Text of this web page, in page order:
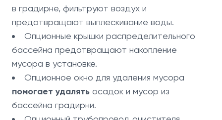
в градирне, фильтруют воздух и
предотвращают выплескивание воды.
Опционные крышки распределительного
бассейна предотвращают накопление
мусора в установке.
Опционное окно для удаления мусора
помогает удалять осадок и мусор из
бассейна градирни.